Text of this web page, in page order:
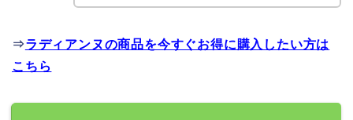
⇒ラディアンヌの商品を今すぐお得に購入したい方は
こちら